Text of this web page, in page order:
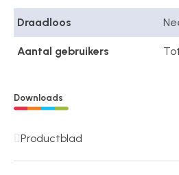
Draadloos
Aantal gebruikers
Downloads
Productblad